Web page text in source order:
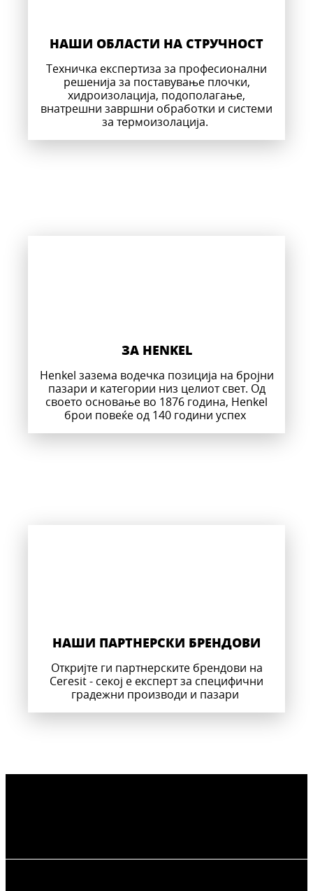
НАШИ ОБЛАСТИ НА СТРУЧНОСТ
Техничка експертиза за професионални
решенија за поставување плочки,
хидроизолација, подополагање,
внатрешни завршни обработки и системи
за термоизолација.
ЗА HENKEL
Henkel зазема водечка позиција на бројни
пазари и категории низ целиот свет. Од
своето основање во 1876 година, Henkel
брои повеќе од 140 години успех
НАШИ ПАРТНЕРСКИ БРЕНДОВИ
Откријте ги партнерските брендови на
Ceresit - секој е експерт за специфични
градежни производи и пазари